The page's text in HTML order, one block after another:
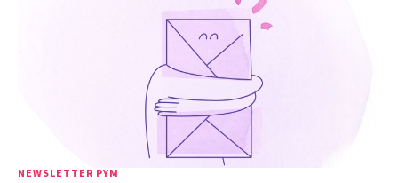
NEWSLETTER PYM